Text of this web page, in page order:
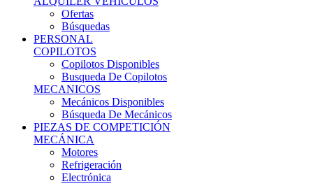
Búsquedas
PERSONAL
COPILOTOS
Copilotos Disponibles
Busqueda De Copilotos
MECANICOS
Mecánicos Disponibles
Búsqueda De Mecánicos
PIEZAS DE COMPETICIÓN
MECÁNICA
Motores
Refrigeración
Electrónica
Cajas De Cambio